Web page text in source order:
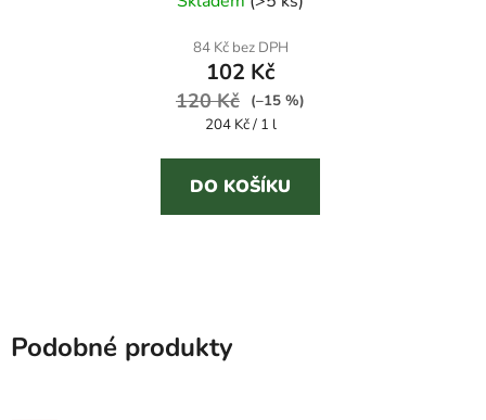
interiérhodnocení
produktu
je
2,5
z
5
hvězdiček.
84 Kč bez DPH
102 Kč
120 Kč
(–15 %)
Měrná
204 Kč / 1 l
DO KOŠÍKU
Podobné produkty